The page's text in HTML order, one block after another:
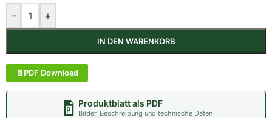
- +
IN DEN WARENKORB
PDF Download
Produktblatt als PDF
Bilder, Beschreibung und technische Daten